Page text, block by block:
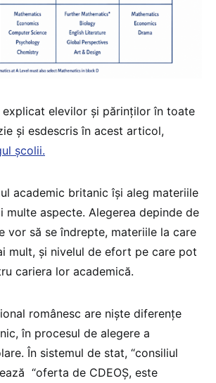
explicat elevilor și părinților în toate
și esdescris în acest articol,
școlii.
academic britanic își aleg materiile
multe aspecte. Alegerea depinde de
vor să se îndrepte, materiile la care
mult, și nivelul de efort pe care pot
cariera lor academică.
românesc are niște diferențe
în procesul de alegere a
În sistemul de stat, “consiliul
“oferta de CDEOȘ, este